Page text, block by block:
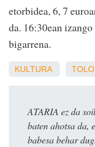
etorbidea, 6, 7
da. 16:30ean
bigarrena.
KULTURA
ATARIA ez da
baten ahotsa da,
babesa behar